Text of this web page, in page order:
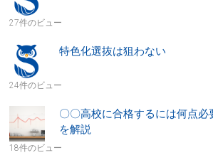
27件のビュー
特色化選抜は狙わない
24件のビュー
〇〇高校に合格するには何点必
を解説
18件のビュー